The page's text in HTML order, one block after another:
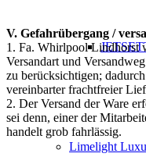
Limelight
V. Gefahrübergang /
1. Fa. Whirlpool Lindhorst
Versandart und
zu berücksichtigen;
vereinbarter frachtfreier
2. Der Versand der Ware
sei denn, einer der
handelt grob fahrlässig.